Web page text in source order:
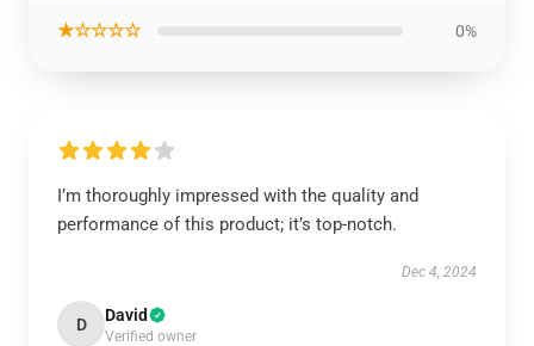
★☆☆☆☆ 0%
I’m thoroughly impressed with the quality and
performance of this product; it’s top-notch.
Dec 4, 2024
D David
Verified owner